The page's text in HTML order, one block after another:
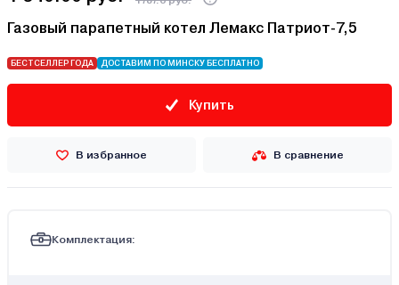
Газовый парапетный котел Лемакс Патриот-7,5
БЕСТСЕЛЛЕР ГОДА ДОСТАВИМ ПО МИНСКУ БЕСПЛАТНО
Купить
В избранное В сравнение
Комплектация: